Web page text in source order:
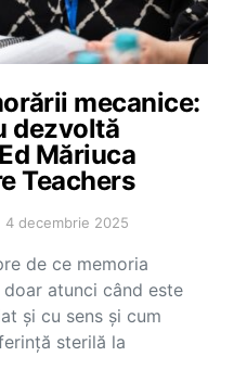
mecanice:
dezvoltă
Măriuca
Teachers
4 decembrie 2025
de ce memoria
atunci când este
și cu sens și cum
sterilă la